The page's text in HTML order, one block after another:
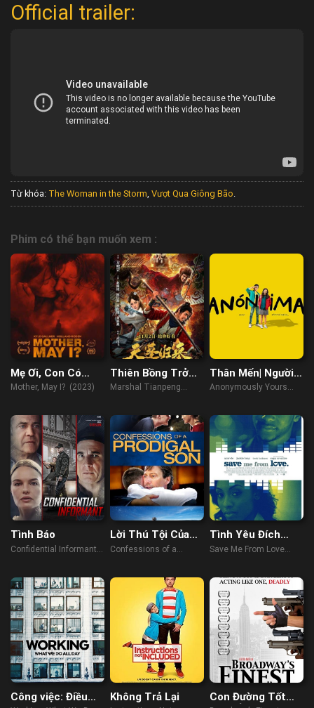
Official trailer:
Từ khóa: The Woman in the Storm Vượt Qua Giông Bão
Phim có thể bạn muốn xem :
Mẹ Ơi, Con Có
Được Không ?
Mother, May I? (2023)
Thiên Bồng Trở
Lại
Marshal Tianpeng
Thân Mến| Người
Nặc Danh
Anonymously Yours
Tình Báo
Confidential Informant
Lời Thú Tội Của
Đứa Con Hoang
Confessions of a
Tình Yêu Đích
Thực
Save Me From Love
Công việc: Điều
Không Trả Lại
Con Đường Tốt